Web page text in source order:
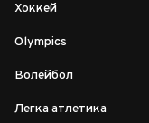
Хоккей
Olympics
Волейбол
Легка атлетика